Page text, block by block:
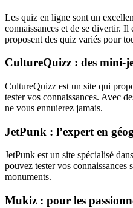
Les quiz en ligne sont un
connaissances et de se divertir.
proposent des quiz variés pour
CultureQuizz : des mini-
CultureQuizz est un site qui
tester vos connaissances. Avec
ne vous ennuierez jamais.
JetPunk : l’expert en
JetPunk est un site spécialisé
pouvez tester vos connaissances
monuments.
Mukiz : pour les